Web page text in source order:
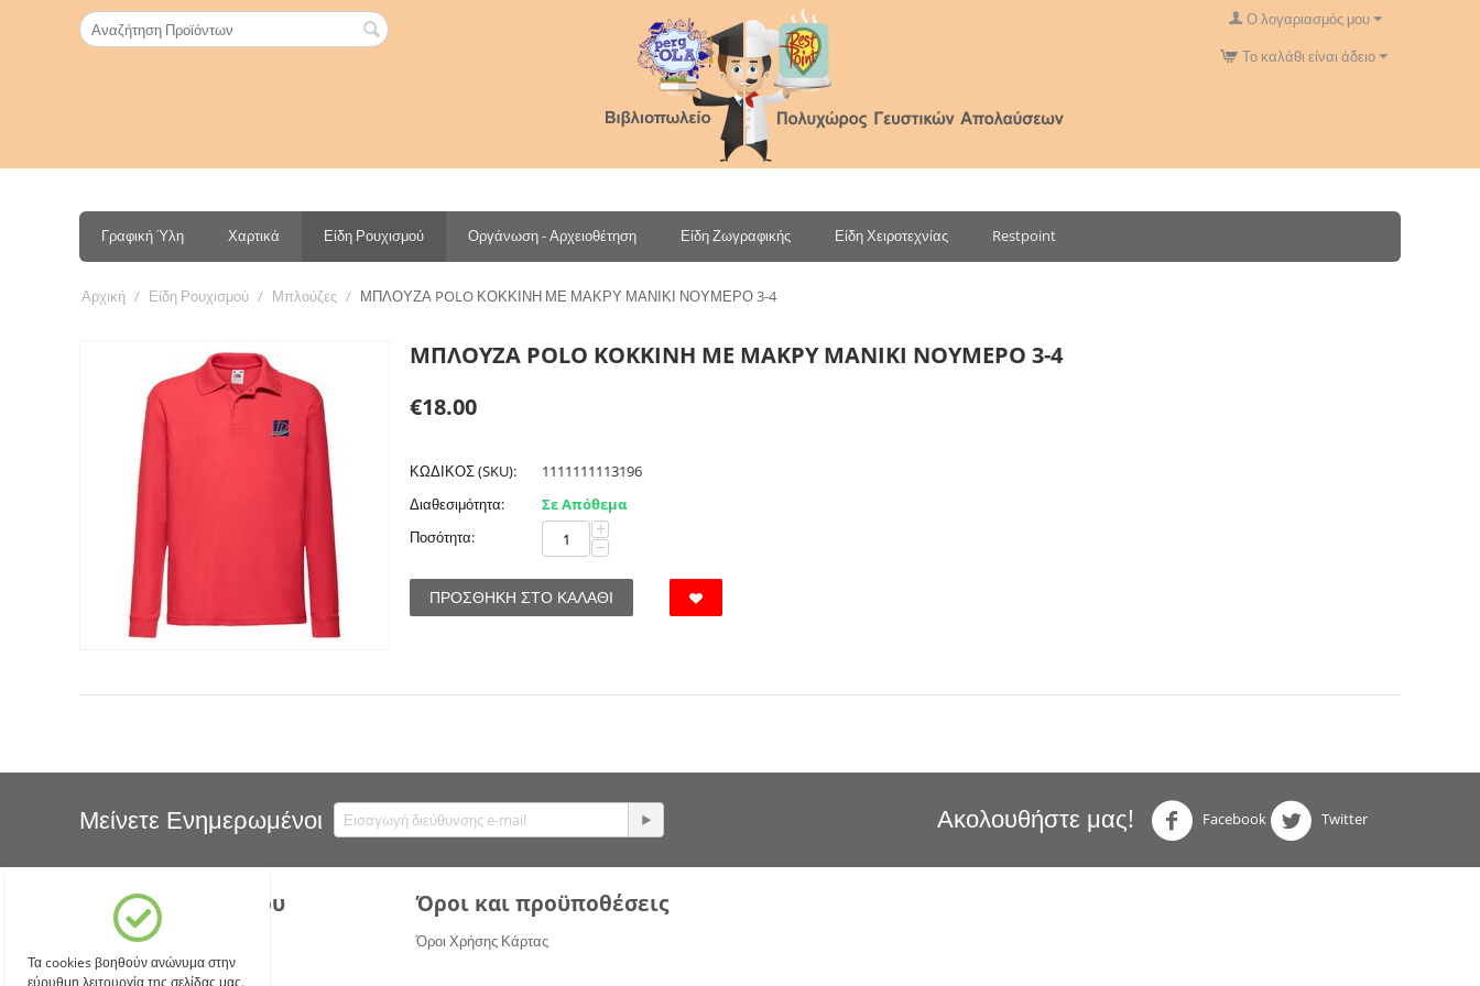
Ο λογαριασμός μου
Το καλάθι είναι άδειο
Γραφική Ύλη Χαρτικά Είδη Ρουχισμού Οργάνωση - Αρχειοθέτηση Είδη Ζωγραφικής Είδη Χειροτεχνίας Restpoint
Αρχική / Είδη Ρουχισμού / Μπλούζες / ΜΠΛΟΥΖΑ POLO ΚΟΚΚΙΝΗ ΜΕ ΜΑΚΡΥ ΜΑΝΙΚΙ ΝΟΥΜΕΡΟ 3-4
ΜΠΛΟΥΖΑ POLO ΚΟΚΚΙΝΗ ΜΕ ΜΑΚΡΥ ΜΑΝΙΚΙ ΝΟΥΜΕΡΟ 3-4
€18.00
ΚΩΔΙΚΟΣ (SKU):
1111111113196
Διαθεσιμότητα:
Σε Απόθεμα
Ποσότητα:
+
−
ΠΡΟΣΘΉΚΗ ΣΤΟ ΚΑΛΆΘΙ
Μείνετε Ενημερωμένοι Ακολουθήστε μας! Facebook Twitter
Ο λογαριασμός μου
Σύνδεση
Δημιουργία Λογαριασμού
Όροι και προϋποθέσεις
Όροι Χρήσης Κάρτας
Τα cookies βοηθούν ανώνυμα στην
εύρυθμη λειτουργία της σελίδας μας.